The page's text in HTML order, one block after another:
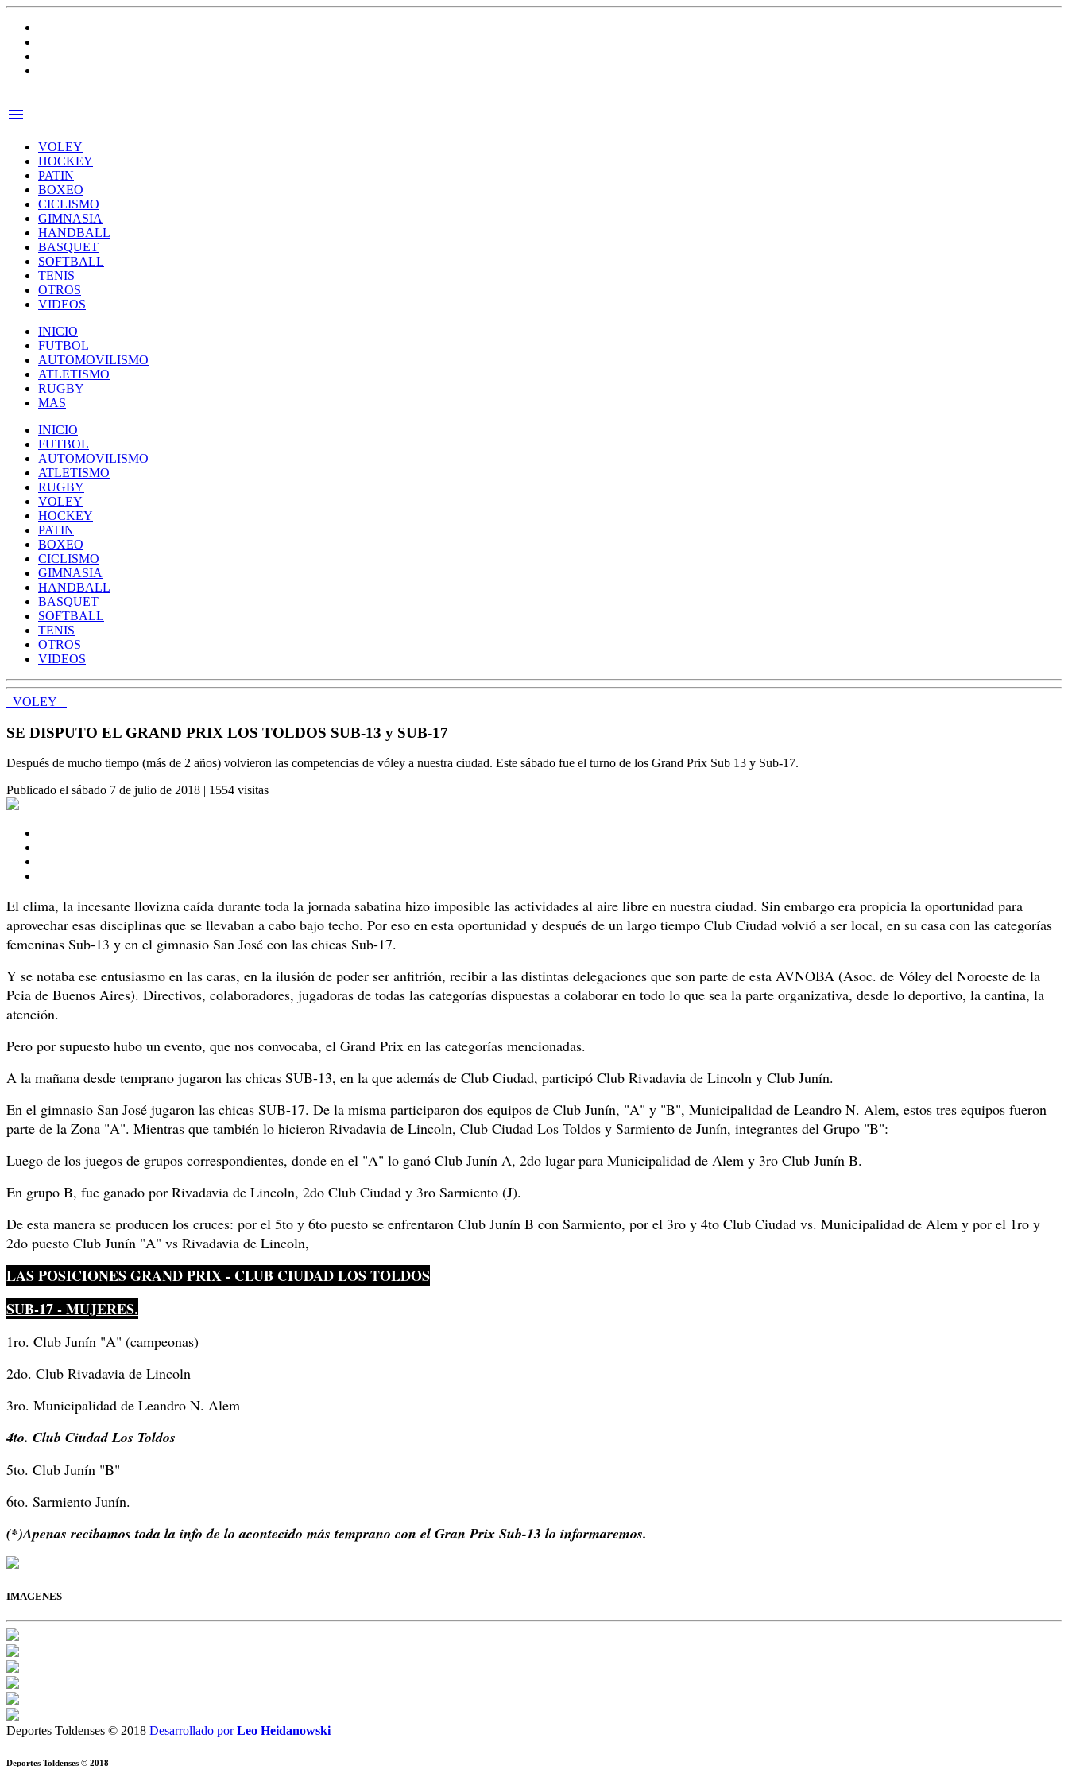
menu
VOLEY
HOCKEY
PATIN
BOXEO
CICLISMO
GIMNASIA
HANDBALL
BASQUET
SOFTBALL
TENIS
OTROS
VIDEOS
INICIO
FUTBOL
AUTOMOVILISMO
ATLETISMO
RUGBY
MAS
INICIO
FUTBOL
AUTOMOVILISMO
ATLETISMO
RUGBY
VOLEY
HOCKEY
PATIN
BOXEO
CICLISMO
GIMNASIA
HANDBALL
BASQUET
SOFTBALL
TENIS
OTROS
VIDEOS
VOLEY
SE DISPUTO EL GRAND PRIX LOS TOLDOS SUB-13 y SUB-17
Después de mucho tiempo (más de 2 años) volvieron las competencias de vóley a nuestra ciudad. Este sábado fue el turno de los Grand Prix Sub 13 y Sub-17.
Publicado el sábado 7 de julio de 2018 | 1554 visitas
El clima, la incesante llovizna caída durante toda la jornada sabatina hizo imposible las actividades al aire libre en nuestra ciudad. Sin embargo era propicia la oportunidad para
aprovechar esas disciplinas que se llevaban a cabo bajo techo. Por eso en esta oportunidad y después de un largo tiempo Club Ciudad volvió a ser local, en su casa con las categorías
femeninas Sub-13 y en el gimnasio San José con las chicas Sub-17.
Y se notaba ese entusiasmo en las caras, en la ilusión de poder ser anfitrión, recibir a las distintas delegaciones que son parte de esta AVNOBA (Asoc. de Vóley del Noroeste de la
Pcia de Buenos Aires). Directivos, colaboradores, jugadoras de todas las categorías dispuestas a colaborar en todo lo que sea la parte organizativa, desde lo deportivo, la cantina, la
atención.
Pero por supuesto hubo un evento, que nos convocaba, el Grand Prix en las categorías mencionadas.
A la mañana desde temprano jugaron las chicas SUB-13, en la que además de Club Ciudad, participó Club Rivadavia de Lincoln y Club Junín.
En el gimnasio San José jugaron las chicas SUB-17. De la misma participaron dos equipos de Club Junín, "A" y "B", Municipalidad de Leandro N. Alem, estos tres equipos fueron
parte de la Zona "A". Mientras que también lo hicieron Rivadavia de Lincoln, Club Ciudad Los Toldos y Sarmiento de Junín, integrantes del Grupo "B":
Luego de los juegos de grupos correspondientes, donde en el "A" lo ganó Club Junín A, 2do lugar para Municipalidad de Alem y 3ro Club Junín B.
En grupo B, fue ganado por Rivadavia de Lincoln, 2do Club Ciudad y 3ro Sarmiento (J).
De esta manera se producen los cruces: por el 5to y 6to puesto se enfrentaron Club Junín B con Sarmiento, por el 3ro y 4to Club Ciudad vs. Municipalidad de Alem y por el 1ro y
2do puesto Club Junín "A" vs Rivadavia de Lincoln,
LAS POSICIONES GRAND PRIX - CLUB CIUDAD LOS TOLDOS
SUB-17 - MUJERES.
1ro. Club Junín "A" (campeonas)
2do. Club Rivadavia de Lincoln
3ro. Municipalidad de Leandro N. Alem
4to. Club Ciudad Los Toldos
5to. Club Junín "B"
6to. Sarmiento Junín.
(*)Apenas recibamos toda la info de lo acontecido más temprano con el Gran Prix Sub-13 lo informaremos.
IMAGENES
Deportes Toldenses © 2018 Desarrollado porLeo Heidanowski
Deportes Toldenses © 2018